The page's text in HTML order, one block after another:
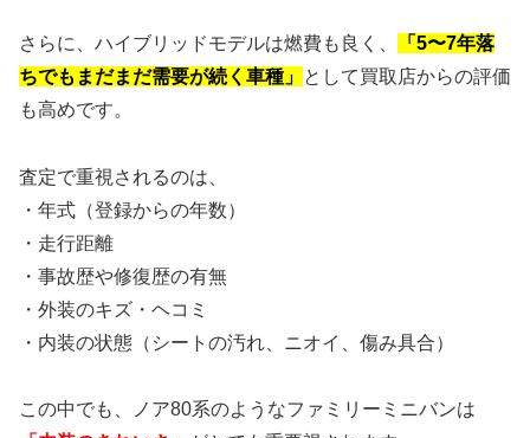
さらに、ハイブリッドモデルは燃費も良く、
「5〜7年落
ちでもまだまだ需要が続く車種」 として買取店からの評価
も高めです。
査定で重視されるのは、
・年式（登録からの年数）
・走行距離
・事故歴や修復歴の有無
・外装のキズ・ヘコミ
・内装の状態（シートの汚れ、ニオイ、傷み具合）
この中でも、ノア80系のようなファミリーミニバンは